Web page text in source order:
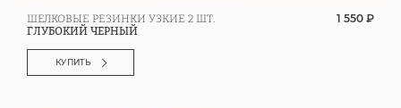
ШЕЛКОВЫЕ РЕЗИНКИ УЗКИЕ 2 ШТ.
ГЛУБОКИЙ ЧЕРНЫЙ
1 550 ₽
КУПИТЬ